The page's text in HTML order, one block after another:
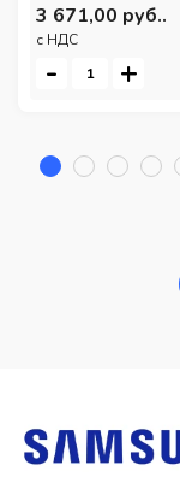
3 671,00 руб..
c НДС
- +